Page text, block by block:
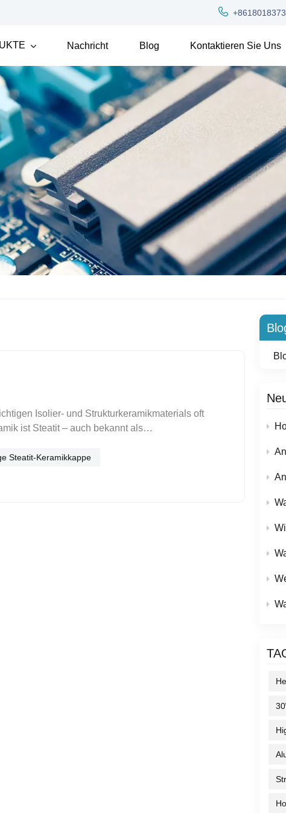
Nachricht Blog Kontaktieren Sie Uns
How
Wie
Was
Isolier- und Strukturkeramikmaterials oft
ist Steatit – auch bekannt als
In diesem Artikel untersuchen
Steatit-Keramikkappe